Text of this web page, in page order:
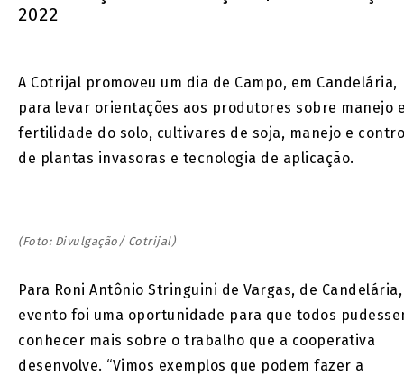
2022
A Cotrijal promoveu um dia de Campo, em Candelária,
para levar orientações aos produtores sobre manejo
fertilidade do solo, cultivares de soja, manejo e
de plantas invasoras e tecnologia de aplicação.
(Foto: Divulgação/ Cotrijal)
Para Roni Antônio Stringuini de Vargas, de
evento foi uma oportunidade para que todos
conhecer mais sobre o trabalho que a cooperativa
desenvolve. “Vimos exemplos que podem fazer a